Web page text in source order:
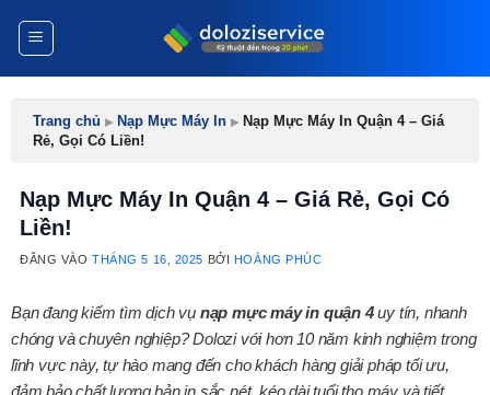
Trang chủ ▸ Nạp Mực Máy In ▸ Nạp Mực Máy In Quận 4 – Giá
Rẻ, Gọi Có Liền!
Nạp Mực Máy In Quận 4 – Giá Rẻ, Gọi Có
Liền!
ĐĂNG VÀOTHÁNG 5 16, 2025 BỞI HOÀNG PHÚC
Bạn đang kiếm tìm dịch vụ nạp mực máy in quận 4uy tín, nhanh
chóng và chuyên nghiệp? Dolozi với hơn 10 năm kinh nghiệm trong
lĩnh vực này, tự hào mang đến cho khách hàng giải pháp tối ưu,
đảm bảo chất lượng bản in sắc nét, kéo dài tuổi thọ máy và tiết